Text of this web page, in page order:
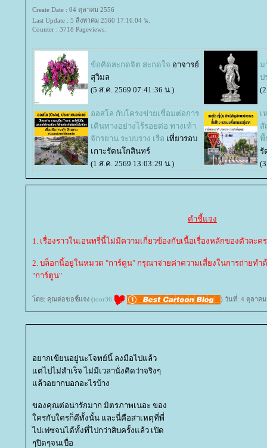
Create Date : 04 ตุลาคม 2556
Last Update : 5 สิงหาคม 2560 17:16:04 น.
Counter : 3718 Pageviews.
ข้อคิดสะกดจิต สะกดใจ อาจารย์
สุวิมล
(5 ส.ค. 2569 07:41:36 น.)
ม
ป
ออสโล กับโครงข่ายเชื่อมต่อการ
เดินทางอย่างไร้รอยต่อ ทางเท้า
จักรยาน ระบบราง เรือ เที่ยวรอบ
เกาะรัตนโกสินทร์
(1 ส.ค. 2569 13:03:29 น.)
เ
สั
พื้
รั
คำชี้แจง
1. เรื่องราวในเอนทรี่นี้ไม่มีความเกี่ยวข้องกับเนื้อเรื่องหลักของตัวละค
2. บล็อกนี้อยู่ในหมวด "การ์ตูน" กรุณาจ่ายค่าความเสี่ยงในการถ่ายทำ
"การ์ตูน"
ดย: คุณต่อขอชี้แจง (toor36 ) วันที่: 4 ตุลาคม
อยากเขียนอยู่นะโจทย์นี้ ลงมือไปแล้ว
ต่ไปไม่สำเร็จ ไม่มีเวลานั่งคิดว่าจริงๆ
ล้วอยากบอกอะไรบ้าง
ของคุณต่อน่ารักมาก มิตรภาพเนอะ ของ
ครกับใครก็ดีทั้งนั้น และนี่คือสาเหตุที่พี่
ไปเฟซจนได้ทั้งที่ไปกว่าสิบครั้งแล้ว เปิด
ๆปิดๆจนเบื่อ